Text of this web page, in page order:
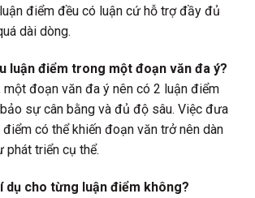
điểm đều có luận cứ hỗ trợ đầy đủ
dài dòng.
luận điểm trong một đoạn văn đa ý?
một đoạn văn đa ý nên có 2 luận điểm
sự cân bằng và đủ độ sâu. Việc đưa
điểm có thể khiến đoạn văn trở nên dàn
phát triển cụ thể.
dụ cho từng luận điểm không?